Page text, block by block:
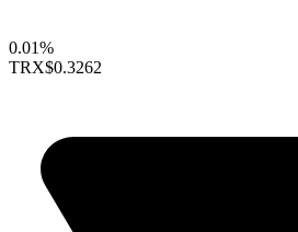
0.01%
TRX$0.3262